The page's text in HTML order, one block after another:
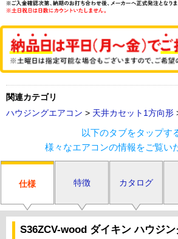
関連カテゴリ
ハウジングエアコン > 天井カセット1方向形
以下のタブをタップす
様々なエアコンの情報をご覧い
仕様 特徴 カタログ
S36ZCV-wood ダイキン ハウジ